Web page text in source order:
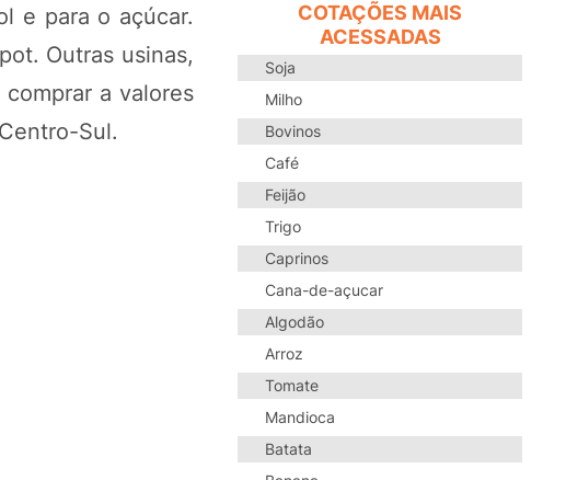
e para o açúcar.
Outras usinas,
a valores
Sul.
COTAÇÕES MAIS
ACESSADAS
Soja
Milho
Bovinos
Café
Feijão
Trigo
Caprinos
Cana-de-açucar
Algodão
Arroz
Tomate
Mandioca
Batata